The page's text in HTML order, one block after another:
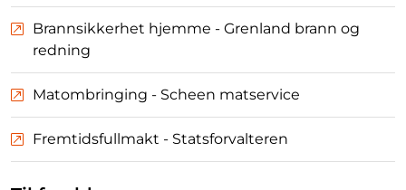
Brannsikkerhet hjemme - Grenland brann og
redning
Matombringing - Scheen matservice
Fremtidsfullmakt - Statsforvalteren